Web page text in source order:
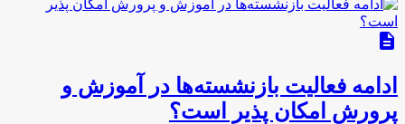
description
ادامه فعالیت بازنشسته‌ها در آموزش و
پرورش امکان پذیر است؟